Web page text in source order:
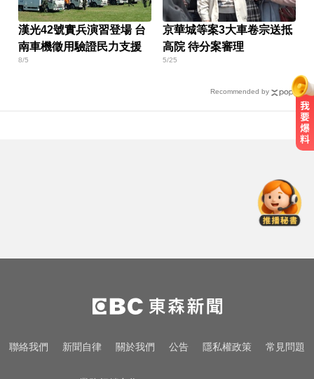
漢光42號實兵演習登場 台
南車機徵用驗證民力支援
8/5
京華城等案3大車卷宗送抵
高院 待分案審理
5/25
Recommended by
弊」！官方急出手
三商壽9/1股票下市！12/1正式更名
「玉山人壽」
颱風假怎麼放？停班課標準、宣布
聯絡我們 新聞自律 關於我們 公告 隱私權政策 常見問題